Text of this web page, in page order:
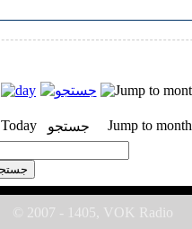
Today جستجو Jump to month
© 2007 - 1405, VOK Radio